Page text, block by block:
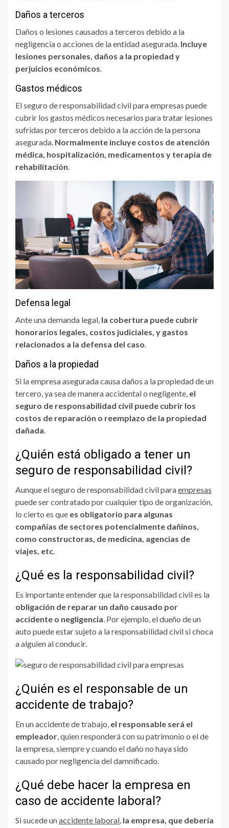
Daños a terceros
Daños o lesiones causados a terceros debido a la
negligencia o acciones de la entidad asegurada. Incluye
lesiones personales, daños a la propiedad y
perjuicios económicos
Gastos médicos
El seguro de responsabilidad civil para empresas puede
cubrir los gastos médicos necesarios para tratar lesiones
sufridas por terceros debido a la acción de la persona
asegurada. Normalmente incluye costos de atención
médica, hospitalización, medicamentos y terapia de
rehabilitación
Defensa legal
Ante una demanda legal, la cobertura puede cubrir
honorarios legales, costos judiciales, y gastos
relacionados a la defensa del caso.
Daños a la propiedad
Si la empresa asegurada causa daños a la propiedad de un
tercero, ya sea de manera accidental o negligente, el
seguro de responsabilidad civil puede cubrir los
costos de reparación o reemplazo de la propiedad
dañada.
¿Quién está obligado a tener un
seguro de responsabilidad civil?
Aunque el seguro de responsabilidad civil paraempresas
puede ser contratado por cualquier tipo de organización,
lo cierto es que es obligatorio para algunas
compañías de sectores potencialmente dañinos,
como constructoras, de medicina, agencias de
viajes, etc.
¿Qué es la responsabilidad civil?
Es importante entender que la responsabilidad civil es la
obligación de reparar un daño causado por
accidente o negligencia. Por ejemplo, el dueño de un
auto puede estar sujeto a la responsabilidad civil si choca
a alguien al conducir.
¿Quién es el responsable de un
accidente de trabajo?
En un accidente de trabajo, el responsable será el
empleador, quien responderá con su patrimonio o el de
la empresa, siempre y cuando el daño no haya sido
causado por negligencia del damnificado.
¿Qué debe hacer la empresa en
caso de accidente laboral?
Si sucede unaccidente laboral, la empresa, que debería